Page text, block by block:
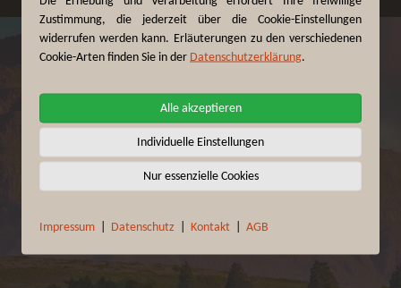
Zustimmung, die jederzeit über die Cookie-Einstellungen
widerrufen werden kann. Erläuterungen zu den verschiedenen
Cookie-Arten finden Sie in der Datenschutzerklärung.
Alle akzeptieren
Individuelle Einstellungen
Nur essenzielle Cookies
Impressum Datenschutz Kontakt AGB